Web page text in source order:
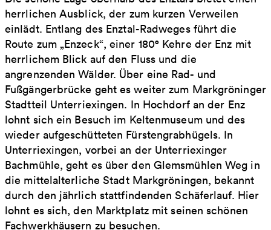
herrlichen Ausblick, der zum kurzen Verweilen
einlädt. Entlang des Enztal-Radweges führt die
Route zum „Enzeck“, einer 180° Kehre der Enz mit
herrlichem Blick auf den Fluss und die
angrenzenden Wälder. Über eine Rad- und
Fußgängerbrücke geht es weiter zum Markgröninger
Stadtteil Unterriexingen. In Hochdorf an der Enz
lohnt sich ein Besuch im Keltenmuseum und des
wieder aufgeschütteten Fürstengrabhügels. In
Unterriexingen, vorbei an der Unterriexinger
Bachmühle, geht es über den Glemsmühlen Weg in
die mittelalterliche Stadt Markgröningen, bekannt
durch den jährlich stattfindenden Schäferlauf. Hier
lohnt es sich, den Marktplatz mit seinen schönen
Fachwerkhäusern zu besuchen.